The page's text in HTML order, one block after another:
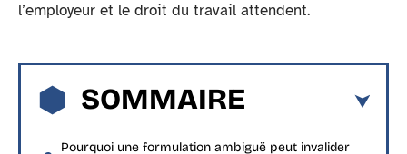
l’employeur et le droit du travail attendent.
SOMMAIRE
Pourquoi une formulation ambiguë peut invalider